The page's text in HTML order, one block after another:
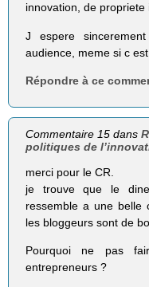
innovation, de propriete
J espere
audience, meme si c
Répondre à ce
Commentaire 15 dans
politiques de
merci pour le CR.
je trouve que le
ressemble a une belle
les bloggeurs sont de
Pourquoi ne pas
entrepreneurs ?